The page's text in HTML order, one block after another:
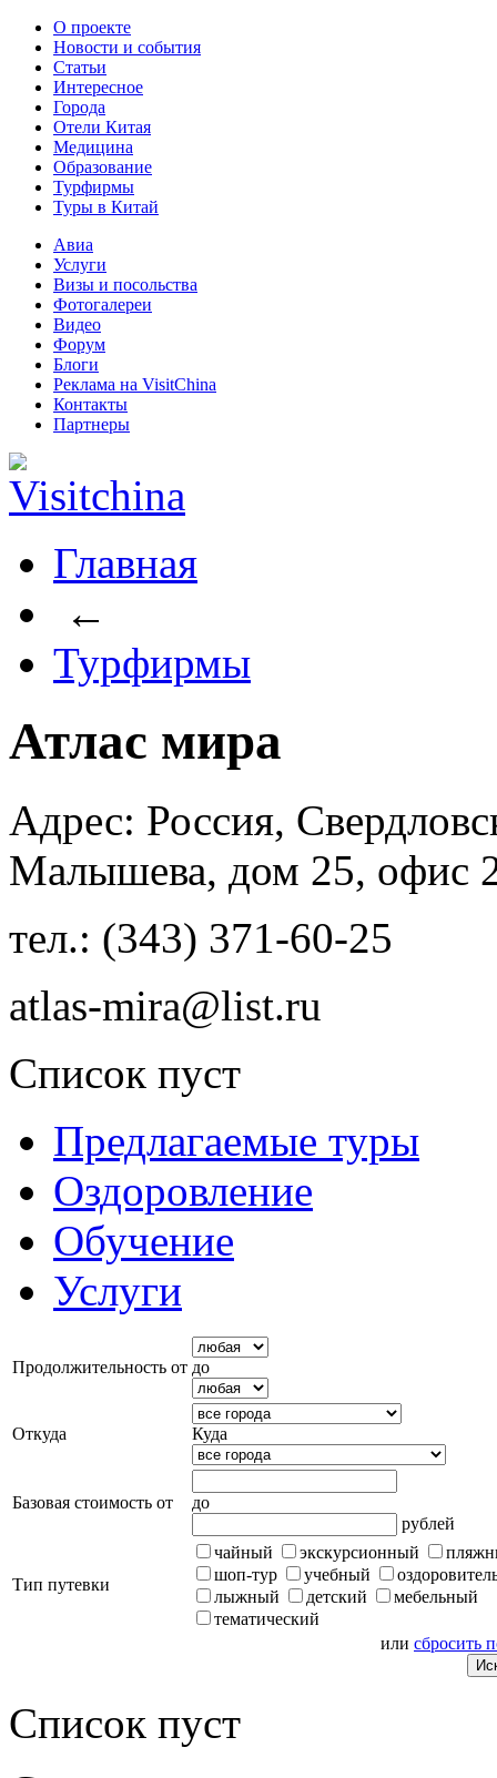
О проекте
Новости и события
Статьи
Интересное
Города
Отели Китая
Медицина
Образование
Турфирмы
Туры в Китай
Авиа
Услуги
Визы и посольства
Фотогалереи
Видео
Форум
Блоги
Реклама на VisitChina
Контакты
Партнеры
Главная
←
Турфирмы
Атлас мира
Адрес: Россия,
Малышева, дом 25, офис
тел.: (343) 371-60-25
atlas-mira@list.ru
Список пуст
Предлагаемые туры
Оздоровление
Обучение
Услуги
Продолжительность от до
Откуда Куда
Базовая стоимость от
до
рублей
Тип путевки
чайный экскурсионный
шоп-тур
учебный
лыжный
детский
мебельный
тематический
или сбросить
Список пуст